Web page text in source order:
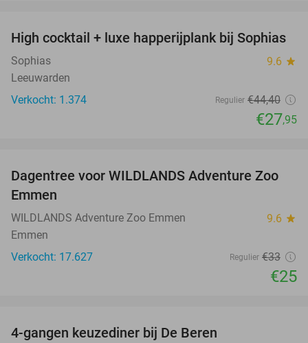
37%
High cocktail + luxe happerijplank bij Sophias
Sophias 9.6 star
Leeuwarden
Verkocht: 1.374
Regulier €44,40
€27,95
24%
Dagentree voor WILDLANDS Adventure Zoo
Emmen
WILDLANDS Adventure Zoo Emmen 9.6 star
Emmen
Verkocht: 17.627
Regulier €33
€25
4-gangen keuzediner bij De Beren